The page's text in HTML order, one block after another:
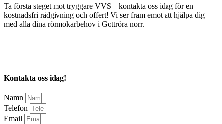
Ta första steget mot tryggare VVS – kontakta oss idag för en
kostnadsfri rådgivning och offert! Vi ser fram emot att hjälpa dig
med alla dina rörmokarbehov i Gottröra norr.
Kontakta oss idag!
Namn
Telefon
Email